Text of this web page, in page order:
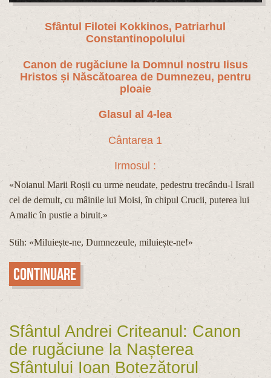
Sfântul Filotei Kokkinos, Patriarhul
Constantinopolului
Canon de rugăciune la Domnul nostru Iisus
Hristos și Născătoarea de Dumnezeu, pentru
ploaie
Glasul al 4-lea
Cântarea 1
Irmosul :
«Noianul Marii Roșii cu urme neudate, pedestru trecându-l Israil
cel de demult, cu mâinile lui Moisi, în chipul Crucii, puterea lui
Amalic în pustie a biruit.»
Stih: «Miluiește-ne, Dumnezeule, miluiește-ne!»
Continuare
Sfântul Andrei Criteanul: Canon
de rugăciune la Nașterea
Sfântului Ioan Botezătorul